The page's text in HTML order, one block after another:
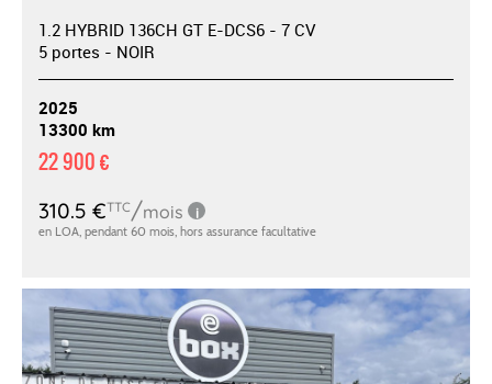
1.2 HYBRID 136CH GT E-DCS6 - 7 CV
5 portes - NOIR
2025
13300 km
22 900 €